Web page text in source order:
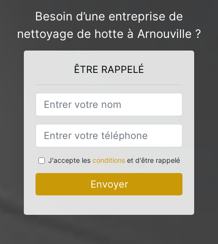
Besoin d’une entreprise de
nettoyage de hotte à Arnouville ?
ÊTRE RAPPELÉ
J'accepte les conditionset d'être rappelé
Envoyer